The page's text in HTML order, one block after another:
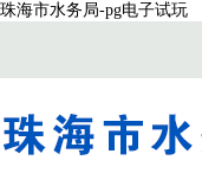
珠海市水务局-pg电子试玩